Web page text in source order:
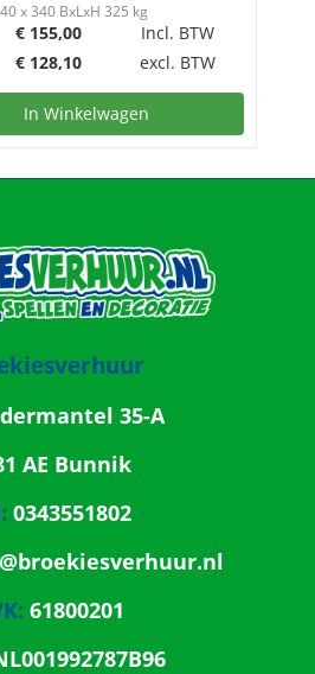
x 340 BxLxH 325 kg
€ 155,00
Incl. BTW
€ 128,10 excl. BTW
In Winkelwagen
35-A
AE Bunnik
0343551802
61800201